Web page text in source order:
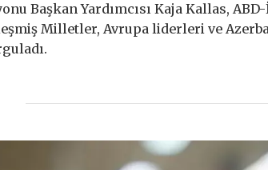
Başkan Yardımcısı Kaja Kallas,
Milletler, Avrupa liderleri ve